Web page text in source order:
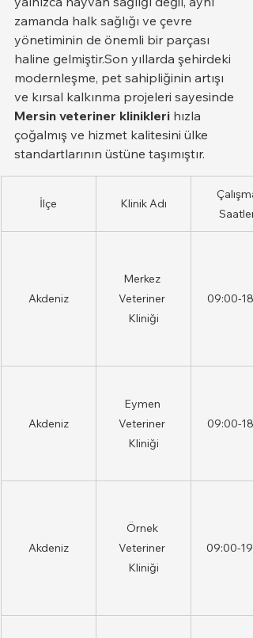
zamanda halk sağlığı ve çevre
yönetiminin de önemli bir parçası
haline gelmiştir.Son yıllarda şehirdeki
modernleşme, pet sahipliğinin artışı
ve kırsal kalkınma projeleri sayesinde
Mersin veteriner klinikleri hızla
çoğalmış ve hizmet kalitesini ülke
standartlarının üstüne taşımıştır.
İlçe Klinik Adı
Çalışma
Saatleri
Akdeniz
Merkez
Veteriner
Kliniği
09:00-
Akdeniz
Eymen
Veteriner
Kliniği
09:00-
Akdeniz
Örnek
Veteriner
Kliniği
09:00-